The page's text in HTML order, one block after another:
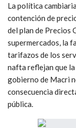
La política
contención de
del plan de Precios
supermercados, la
tarifazos de los
nafta reflejan que
gobierno de Macri
consecuencia
pública.